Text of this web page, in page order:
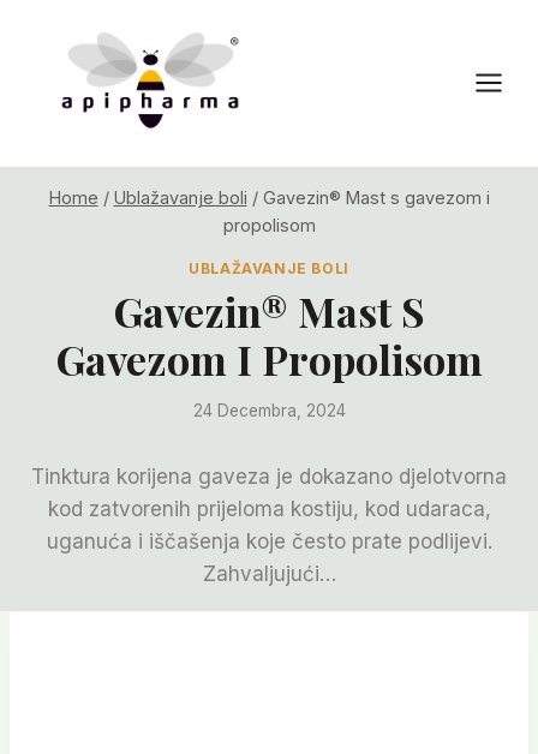
Home / Ublažavanje boli / Gavezin® Mast s gavezom i
propolisom
UBLAŽAVANJE BOLI
Gavezin® Mast S
Gavezom I Propolisom
24 Decembra, 2024
Tinktura korijena gaveza je dokazano djelotvorna
kod zatvorenih prijeloma kostiju, kod udaraca,
uganuća i iščašenja koje često prate podlijevi.
Zahvaljujući…